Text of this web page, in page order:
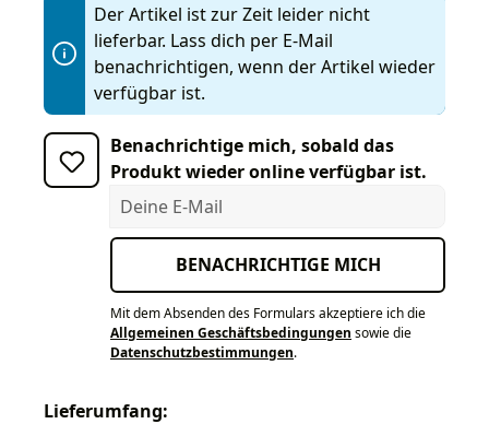
Der Artikel ist zur Zeit leider nicht
lieferbar. Lass dich per E-Mail
benachrichtigen, wenn der Artikel wieder
verfügbar ist.
Benachrichtige mich, sobald das
Produkt wieder online verfügbar ist.
Deine E-Mail
BENACHRICHTIGE MICH
Mit dem Absenden des Formulars akzeptiere ich die
Allgemeinen Geschäftsbedingungen sowie die
Datenschutzbestimmungen.
Lieferumfang: